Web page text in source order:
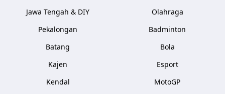
Jawa Tengah & DIY
Pekalongan
Batang
Kajen
Kendal
Olahraga
Badminton
Bola
Esport
MotoGP